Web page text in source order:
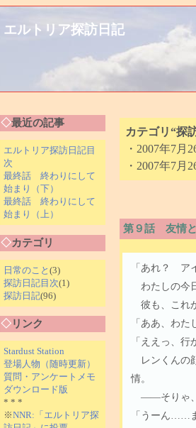
エルトリア探訪日記
◇最近の記事
エルトリア探訪日記目
次
最終話 終わりにして
始まり（下）
最終話 終わりにして
始まり（上）
◇カテゴリ
日常のこと (3)
探訪日記目次(1)
探訪日記(96)
◇リンク
Stardust Station
登場人物（随時更新）
質問・アンケートメモ
ダウンロード版
* * *
※NNR:「エルトリア探
カテゴリ“探
・2007年7月
・2007年7月
第９話 友情と
「あれ？ ア
わたしの今
彼も、これ
「ああ、わた
「ええっ、行
レンくんの
情。
――そりゃ、
「うーん……